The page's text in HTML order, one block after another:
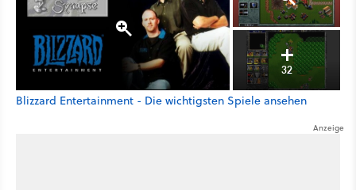
32
Blizzard Entertainment - Die wichtigsten Spiele ansehen